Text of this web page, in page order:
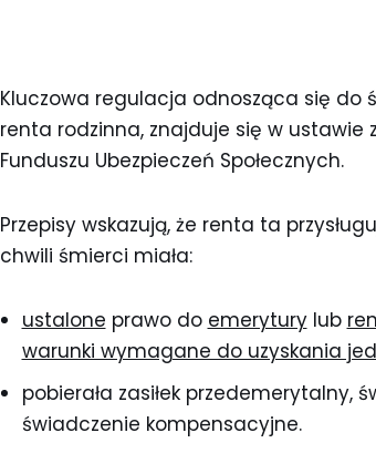
Kluczowa regulacja odnosząca się do
renta rodzinna, znajduje się w ustawie
Funduszu Ubezpieczeń Społecznych.
Przepisy wskazują, że renta ta
chwili śmierci miała:
ustalone prawo do emeryturylub
warunki wymagane do uzyskania
pobierała zasiłek przedemerytalny,
świadczenie kompensacyjne.